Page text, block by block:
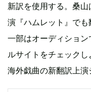
新訳を使用する。桑
演『ハムレット』で
一部はオーディショ
ルサイトをチェック
海外戯曲の新翻訳上演